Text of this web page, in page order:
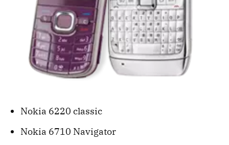
Nokia 6220 classic
Nokia 6710 Navigator